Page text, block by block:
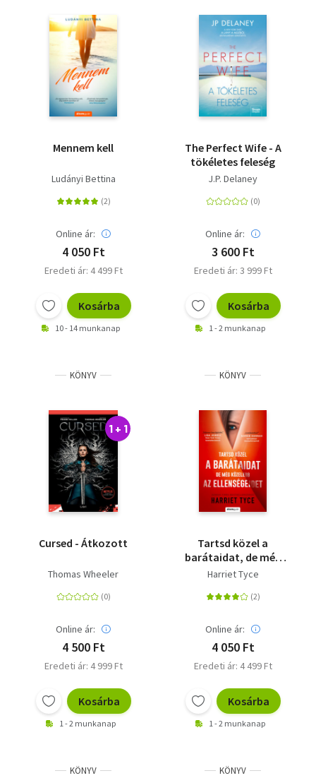
Mennem kell
Ludányi Bettina
Online ár:
4 050 Ft
Eredeti ár: 4 499 Ft
Kosárba
10 - 14 munkanap
The Perfect Wife - A
tökéletes feleség
J.P. Delaney
Online ár:
3 600 Ft
Eredeti ár: 3 999 Ft
Kosárba
1 - 2 munkanap
KÖNYV
1 + 1
Cursed - Átkozott
Thomas Wheeler
Online ár:
4 500 Ft
Eredeti ár: 4 999 Ft
Kosárba
1 - 2 munkanap
KÖNYV
Tartsd közel a
barátaidat, de még
közelebb az
Harriet Tyce
Online ár:
4 050 Ft
Eredeti ár: 4 499 Ft
Kosárba
1 - 2 munkanap
KÖNYV KÖNYV